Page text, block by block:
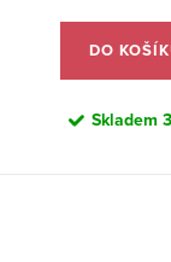
DO
Skladem